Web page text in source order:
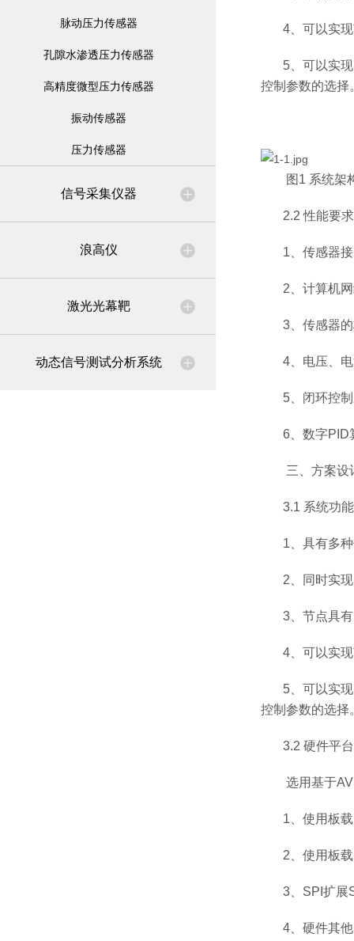
脉动压力传感器
孔隙水渗透压力传感器
高精度微型压力传感器
振动传感器
压力传感器
信号采集仪器
浪高仪
激光光幕靶
动态信号测试分析系统
4 、可以实
5 、可以实
控制参数的选择
图 1 系统架
2.2性能要求
1 、传感器
2 、计算机
3 、传感器
4 、电压、
5 、闭环控
6 、数字PID
三、方案设
3.1 系统功
1 、具有多
2 、同时实
3 、节点具
4 、可以实
5 、可以实
控制参数的选择
3.2 硬件平
选用基于
1 、使用板
2 、使用板
3 SPI 扩展
4 、硬件其